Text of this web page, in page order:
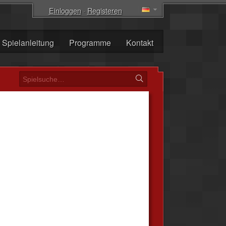
Einloggen· Registeren
Spielanleitung Programme Kontakt